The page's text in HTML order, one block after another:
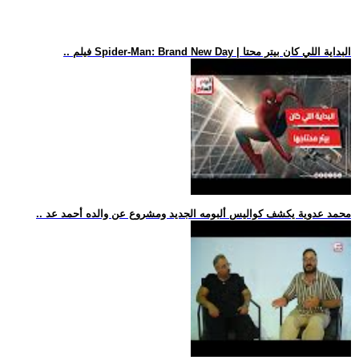
.. فيلم Spider-Man: Brand New Day | البداية اللي كان بيتر محتا
.. محمد عدوية يكشف كواليس ألبومه الجديد ومشروع عن والده أحمد عد